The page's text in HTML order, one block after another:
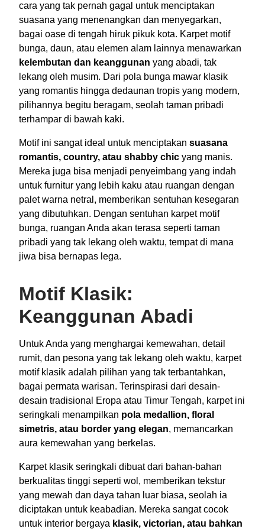
cara yang tak pernah gagal untuk menciptakan
suasana yang menenangkan dan menyegarkan,
bagai oase di tengah hiruk pikuk kota. Karpet motif
bunga, daun, atau elemen alam lainnya menawarkan
kelembutan dan keanggunan yang abadi, tak
lekang oleh musim. Dari pola bunga mawar klasik
yang romantis hingga dedaunan tropis yang modern,
pilihannya begitu beragam, seolah taman pribadi
terhampar di bawah kaki.
Motif ini sangat ideal untuk menciptakan suasana
romantis, country, atau shabby chic yang manis.
Mereka juga bisa menjadi penyeimbang yang indah
untuk furnitur yang lebih kaku atau ruangan dengan
palet warna netral, memberikan sentuhan kesegaran
yang dibutuhkan. Dengan sentuhan karpet motif
bunga, ruangan Anda akan terasa seperti taman
pribadi yang tak lekang oleh waktu, tempat di mana
jiwa bisa bernapas lega.
Motif Klasik:
Keanggunan Abadi
Untuk Anda yang menghargai kemewahan, detail
rumit, dan pesona yang tak lekang oleh waktu, karpet
motif klasik adalah pilihan yang tak terbantahkan,
bagai permata warisan. Terinspirasi dari desain-
desain tradisional Eropa atau Timur Tengah, karpet ini
seringkali menampilkan pola medallion, floral
simetris, atau border yang elegan, memancarkan
aura kemewahan yang berkelas.
Karpet klasik seringkali dibuat dari bahan-bahan
berkualitas tinggi seperti wol, memberikan tekstur
yang mewah dan daya tahan luar biasa, seolah ia
diciptakan untuk keabadian. Mereka sangat cocok
untuk interior bergaya klasik, victorian, atau bahkan